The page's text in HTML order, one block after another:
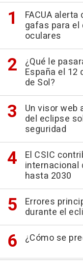
FACUA
gafas para
oculares
¿Qué le
España el
de Sol?
Un visor web
del eclipse
seguridad
El CSIC
internacional
hasta 2030
Errores
durante el
¿Cómo se